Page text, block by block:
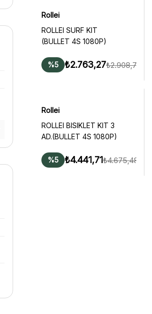
Rollei
ROLLEI SURF KIT
(BULLET 4S 1080P)
%5 ₺2.763,27₺2.908,71
Rollei
ROLLEI BISIKLET KIT 3
AD.(BULLET 4S 1080P)
%5 ₺4.441,71₺4.675,48